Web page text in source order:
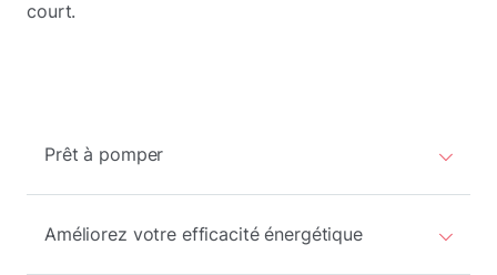
court.
Prêt à pomper
Améliorez votre efficacité énergétique